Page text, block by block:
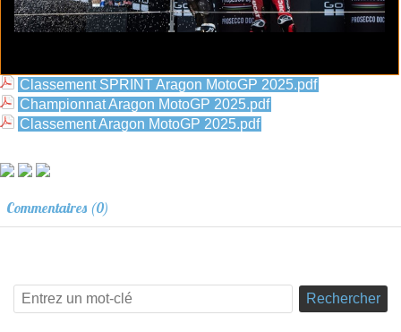
Classement SPRINT Aragon MotoGP 2025.pdf
Championnat Aragon MotoGP 2025.pdf
Classement Aragon MotoGP 2025.pdf
Commentaires (0)
Rechercher